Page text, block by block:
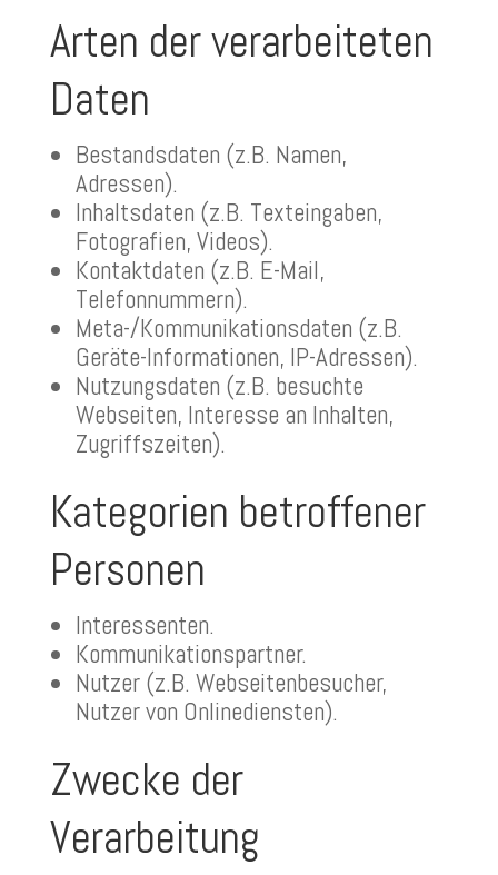
Arten der verarbeiteten
Daten
Bestandsdaten (z.B. Namen,
Adressen).
Inhaltsdaten (z.B. Texteingaben,
Fotografien, Videos).
Kontaktdaten (z.B. E-Mail,
Telefonnummern).
Meta-/Kommunikationsdaten (z.B.
Geräte-Informationen, IP-Adressen).
Nutzungsdaten (z.B. besuchte
Webseiten, Interesse an Inhalten,
Zugriffszeiten).
Kategorien betroffener
Personen
Interessenten.
Kommunikationspartner.
Nutzer (z.B. Webseitenbesucher,
Nutzer von Onlinediensten).
Zwecke der
Verarbeitung